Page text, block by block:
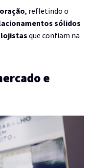
, refletindo o
sólidos
lojistasque confiam na
e